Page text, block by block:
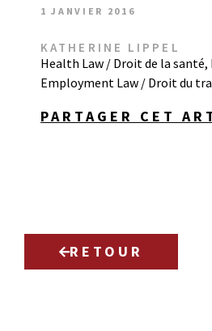
1 JANVIER 2016
KATHERINE LIPPEL
Health Law / Droit de la santé,
Employment Law / Droit du
PARTAGER CET
RETOUR